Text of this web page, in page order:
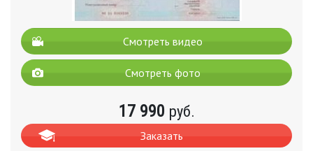
Смотреть видео
Смотреть фото
17 990 руб.
Заказать